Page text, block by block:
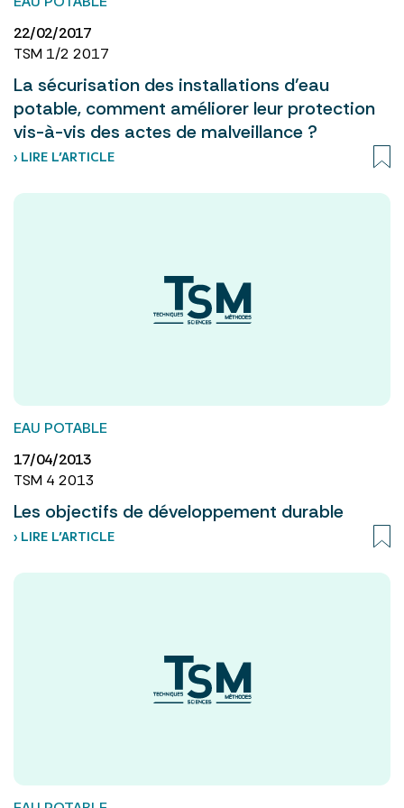
22/02/2017
TSM 1/2 2017
La sécurisation des installations d’eau
potable, comment améliorer leur protection
vis-à-vis des actes de malveillance ?
› LIRE L’ARTICLE
EAU POTABLE
17/04/2013
TSM 4 2013
Les objectifs de développement durable
› LIRE L’ARTICLE